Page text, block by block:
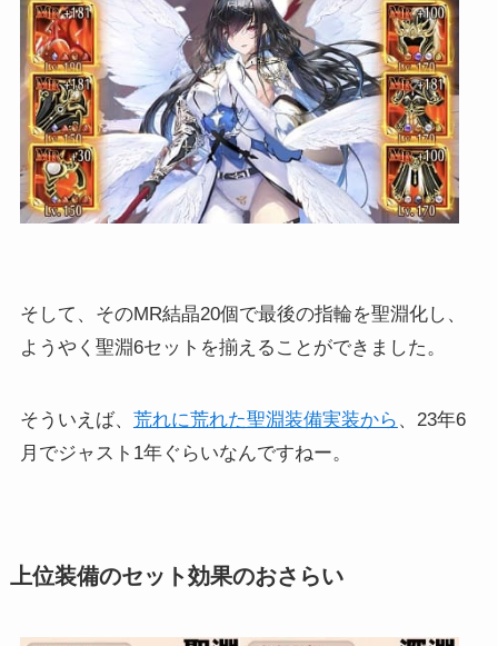
そして、そのMR結晶20個で最後の指輪を聖淵化し、
ようやく聖淵6セットを揃えることができました。
そういえば、 荒れに荒れた聖淵装備実装から 、23年6
月でジャスト1年ぐらいなんですねー。
上位装備のセット効果のおさらい